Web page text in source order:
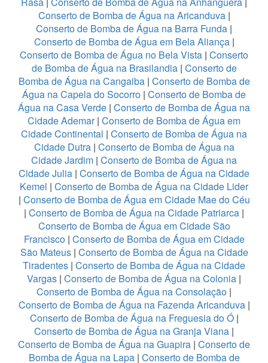
Conserto de Bomba de Água na Aricanduva|
Conserto de Bomba de Água na Barra Funda |
Conserto de Bomba de Água em Bela Aliança |
Conserto de Bomba de Água no Bela Vista | Conserto
de Bomba de Água na Brasilandia| Conserto de
Bomba de Água na Cangaiba| Conserto de Bomba de
Água na Capela do Socorro | Conserto de Bomba de
Água na Casa Verde | Conserto de Bomba de Água na
Cidade Ademar| Conserto de Bomba de Água em
Cidade Continental | Conserto de Bomba de Água na
Cidade Dutra | Conserto de Bomba de Água na
Cidade Jardim | Conserto de Bomba de Água na
Cidade Julia | Conserto de Bomba de Água na Cidade
Kemel | Conserto de Bomba de Água na Cidade Lider
| Conserto de Bomba de Água em Cidade Mae do Céu
| Conserto de Bomba de Água na Cidade Patriarca |
Conserto de Bomba de Água em Cidade São
Francisco | Conserto de Bomba de Água em Cidade
São Mateus| Conserto de Bomba de Água na Cidade
Tiradentes | Conserto de Bomba de Água na Cidade
Vargas | Conserto de Bomba de Água na Colonia |
Conserto de Bomba de Água na Consolação |
Conserto de Bomba de Água na Fazenda Aricanduva|
Conserto de Bomba de Água na Freguesia do Ó|
Conserto de Bomba de Água na Granja Viana |
Conserto de Bomba de Água na Guapira | Conserto de
Bomba de Água na Lapa| Conserto de Bomba de